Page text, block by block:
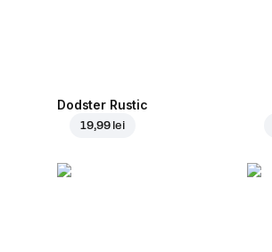
Dodster Rustic
19,99 lei